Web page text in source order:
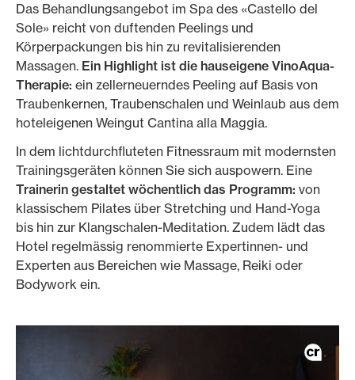
Das Behandlungsangebot im Spa des «Castello del
Sole» reicht von duftenden Peelings und
Körperpackungen bis hin zu revitalisierenden
Massagen. Ein Highlight ist die hauseigene VinoAqua-
Therapie: ein zellerneuerndes Peeling auf Basis von
Traubenkernen, Traubenschalen und Weinlaub aus dem
hoteleigenen Weingut Cantina alla Maggia.
In dem lichtdurchfluteten Fitnessraum mit modernsten
Trainingsgeräten können Sie sich auspowern. Eine
Trainerin gestaltet wöchentlich das Programm: von
klassischem Pilates über Stretching und Hand-Yoga
bis hin zur Klangschalen-Meditation. Zudem lädt das
Hotel regelmässig renommierte Expertinnen- und
Experten aus Bereichen wie Massage, Reiki oder
Bodywork ein.